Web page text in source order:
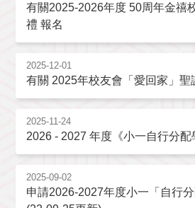
有關2025-2026年度 50周年金禧
禮 報名
2025-12-01
有關 2025年校友會「愛回家」聖
2025-11-24
2026 - 2027 年度《小一自行分
2025-09-02
申請2026-2027年度小一「自行